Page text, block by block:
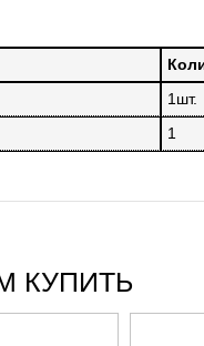
1шт.
1
КУПИТЬ